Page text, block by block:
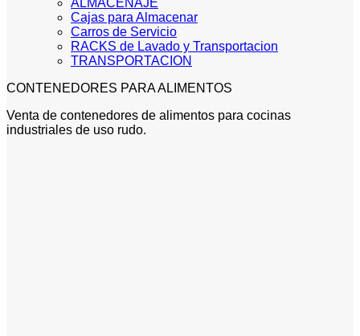
ALMACENAJE
Cajas para Almacenar
Carros de Servicio
RACKS de Lavado y Transportacion
TRANSPORTACION
CONTENEDORES PARA ALIMENTOS
Venta de contenedores de alimentos para cocinas
industriales de uso rudo.